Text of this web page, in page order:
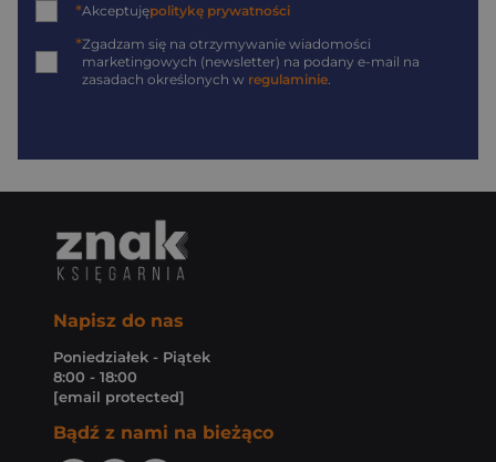
*Akceptujępolitykę prywatności
*Zgadzam się na otrzymywanie wiadomości
marketingowych (newsletter) na podany e-mail na
zasadach określonych w regulaminie.
Napisz do nas
Poniedziałek - Piątek
8:00 - 18:00
[email protected]
Bądź z nami na bieżąco